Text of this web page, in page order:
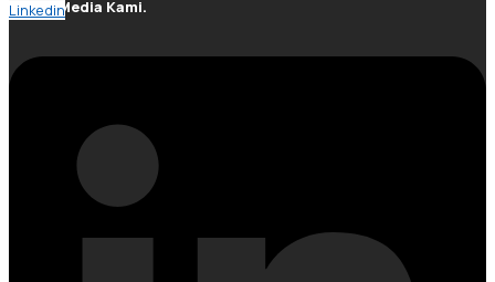
Social Media Kami.
Linkedin